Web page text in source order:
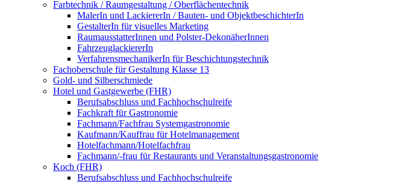
Farbtechnik / Raumgestaltung / Oberflächentechnik
MalerIn und LackiererIn / Bauten- und ObjektbeschichterIn
GestalterIn für visuelles Marketing
RaumausstatterInnen und Polster-DekonäherInnen
FahrzeuglackiererIn
VerfahrensmechanikerIn für Beschichtungstechnik
Fachoberschule für Gestaltung Klasse 13
Gold- und Silberschmiede
Hotel und Gastgewerbe (FHR)
Berufsabschluss und Fachhochschulreife
Fachkraft für Gastronomie
Fachmann/Fachfrau Systemgastronomie
Kaufmann/Kauffrau für Hotelmanagement
Hotelfachmann/Hotelfachfrau
Fachmann/-frau für Restaurants und Veranstaltungsgastronomie
Koch (FHR)
Berufsabschluss und Fachhochschulreife